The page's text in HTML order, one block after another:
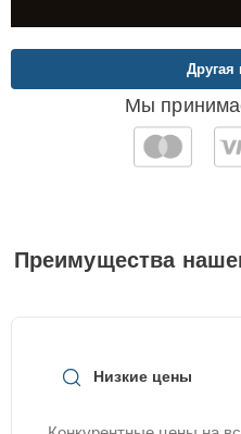
Мы
Другая
Преимущества
Низкие цены